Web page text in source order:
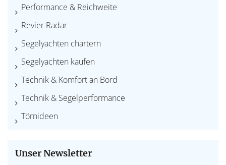
Performance & Reichweite
Revier Radar
Segelyachten chartern
Segelyachten kaufen
Technik & Komfort an Bord
Technik & Segelperformance
Törnideen
Unser Newsletter